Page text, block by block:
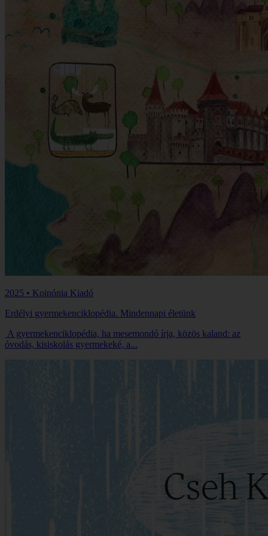
2025 • Koinónia Kiadó
Erdélyi gyermekenciklopédia. Mindennapi életünk
A gyermekenciklopédia, ha mesemondó írja, közös kaland: az
óvodás, kisiskolás gyermekeké, a...